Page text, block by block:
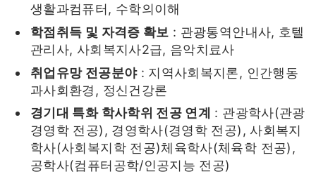
생활과컴퓨터, 수학의이해
학점취득 및 자격증 확보 : 관광통역안내사, 호텔
관리사, 사회복지사2급, 음악치료사
취업유망 전공분야: 지역사회복지론, 인간행동
과사회환경, 정신건강론
경기대 특화 학사학위 전공 연계 : 관광학사(관광
경영학 전공), 경영학사(경영학 전공), 사회복지
학사(사회복지학 전공)체육학사(체육학 전공),
공학사(컴퓨터공학/인공지능 전공)